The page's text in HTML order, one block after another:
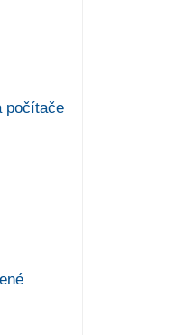
počítače